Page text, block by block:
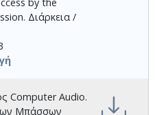
Διάρκεια /
Computer Audio.
Μπάσσων